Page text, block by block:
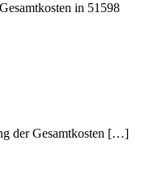
in 51598
der Gesamtkosten […]